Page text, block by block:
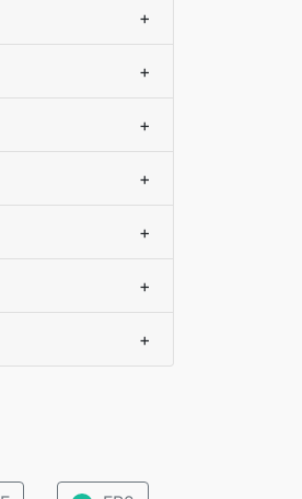
+
+
+
+
+
+
+